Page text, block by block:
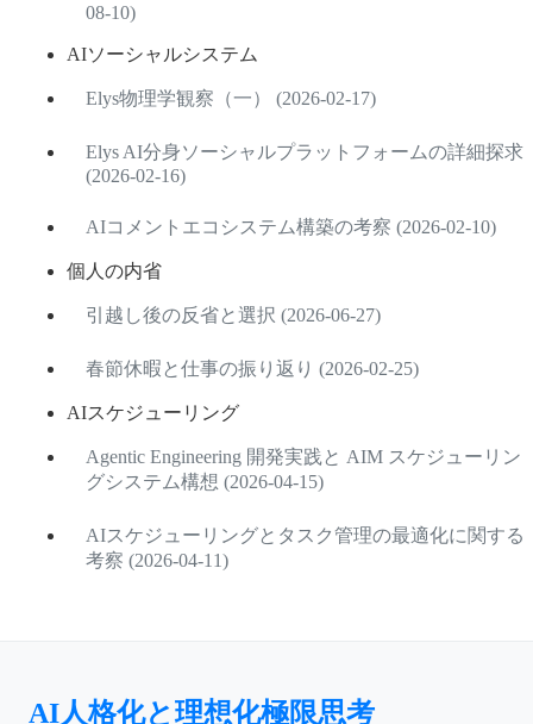
08-10)
AIソーシャルシステム
Elys物理学観察（一） (2026-02-17)
Elys AI分身ソーシャルプラットフォームの詳細探求
(2026-02-16)
AIコメントエコシステム構築の考察 (2026-02-10)
個人の内省
引越し後の反省と選択 (2026-06-27)
春節休暇と仕事の振り返り (2026-02-25)
AIスケジューリング
Agentic Engineering 開発実践と AIM スケジューリン
グシステム構想 (2026-04-15)
AIスケジューリングとタスク管理の最適化に関する
考察 (2026-04-11)
AI人格化と理想化極限思考